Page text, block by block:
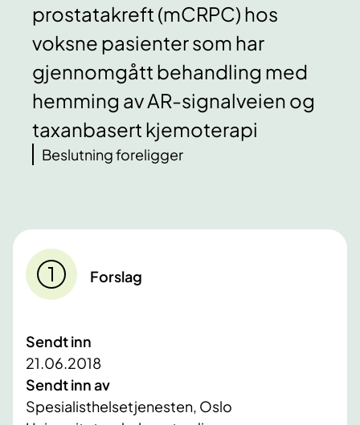
prostatakreft (mCRPC) hos
voksne pasienter som har
gjennomgått behandling med
hemming av AR-signalveien og
taxanbasert kjemoterapi
Beslutning foreligger
Forslag
Sendt inn
21.06.2018
Sendt inn av
Spesialisthelsetjenesten, Oslo